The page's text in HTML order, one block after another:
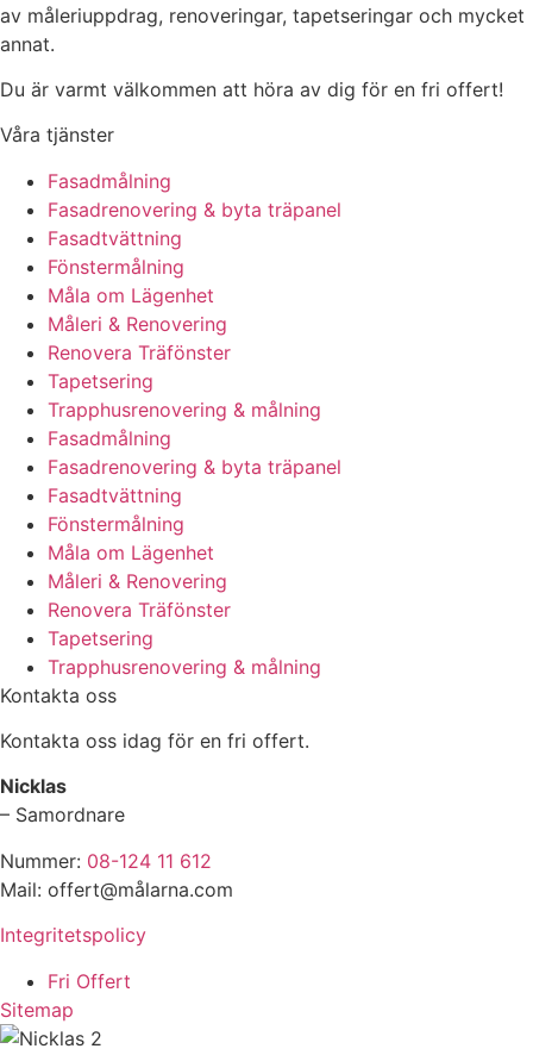
av måleriuppdrag, renoveringar, tapetseringar och mycket
annat.
Du är varmt välkommen att höra av dig för en fri offert!
Våra tjänster
Fasadmålning
Fasadrenovering & byta träpanel
Fasadtvättning
Fönstermålning
Måla om Lägenhet
Måleri & Renovering
Renovera Träfönster
Tapetsering
Trapphusrenovering & målning
Fasadmålning
Fasadrenovering & byta träpanel
Fasadtvättning
Fönstermålning
Måla om Lägenhet
Måleri & Renovering
Renovera Träfönster
Tapetsering
Trapphusrenovering & målning
Kontakta oss
Kontakta oss idag för en fri offert.
Nicklas
– Samordnare
Nummer: 08-124 11 612
Mail: offert@målarna.com
Integritetspolicy
Fri Offert
Sitemap